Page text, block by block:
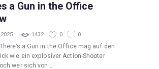
a Gun in the Office
1432 0 0
a Gun in the Office mag auf den
wie ein explosiver Action-Shooter
wer sich von…